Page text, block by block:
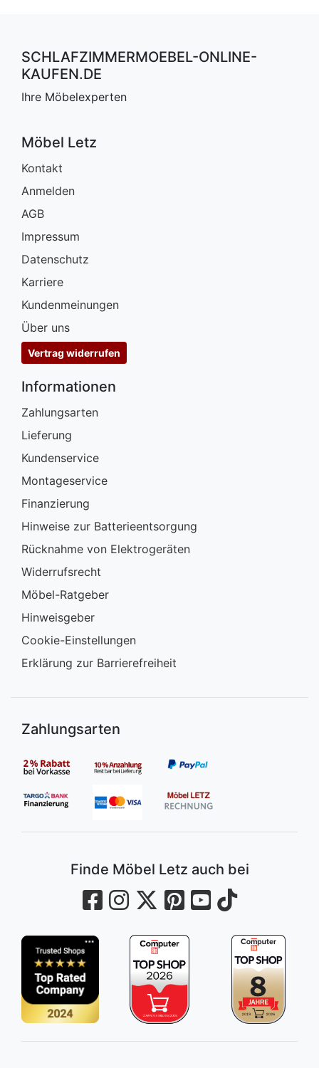
SCHLAFZIMMERMOEBEL-ONLINE-
KAUFEN.DE
Ihre Möbelexperten
Möbel Letz
Kontakt
Anmelden
AGB
Impressum
Datenschutz
Karriere
Kundenmeinungen
Über uns
Vertrag widerrufen
Informationen
Zahlungsarten
Lieferung
Kundenservice
Montageservice
Finanzierung
Hinweise zur Batterieentsorgung
Rücknahme von Elektrogeräten
Widerrufsrecht
Möbel-Ratgeber
Hinweisgeber
Cookie-Einstellungen
Erklärung zur Barrierefreiheit
Zahlungsarten
Finde Möbel Letz auch bei